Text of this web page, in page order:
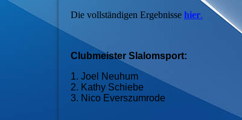
Die vollständigen Ergebnisse hier.
Clubmeister Slalomsport:
1. Joel Neuhum
2. Kathy Schiebe
3. Nico Everszumrode